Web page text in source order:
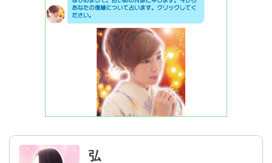
弘